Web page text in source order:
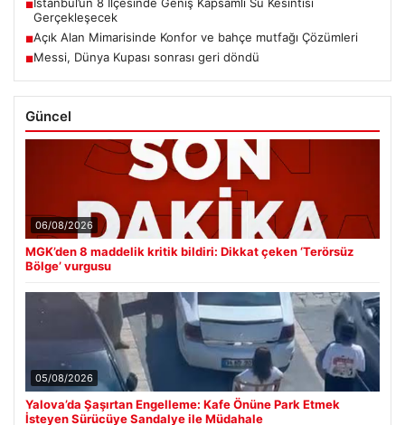
■İstanbul’un 8 İlçesinde Geniş Kapsamlı Su Kesintisi
Gerçekleşecek
■Açık Alan Mimarisinde Konfor ve bahçe mutfağı Çözümleri
■Messi, Dünya Kupası sonrası geri döndü
Güncel
06/08/2026
MGK’den 8 maddelik kritik bildiri: Dikkat çeken ‘Terörsüz
Bölge’ vurgusu
05/08/2026
Yalova’da Şaşırtan Engelleme: Kafe Önüne Park Etmek
İsteyen Sürücüye Sandalye ile Müdahale